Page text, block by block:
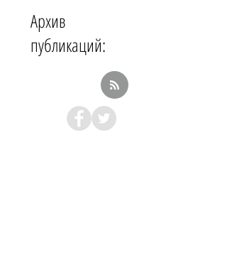
Архив
публикаций: